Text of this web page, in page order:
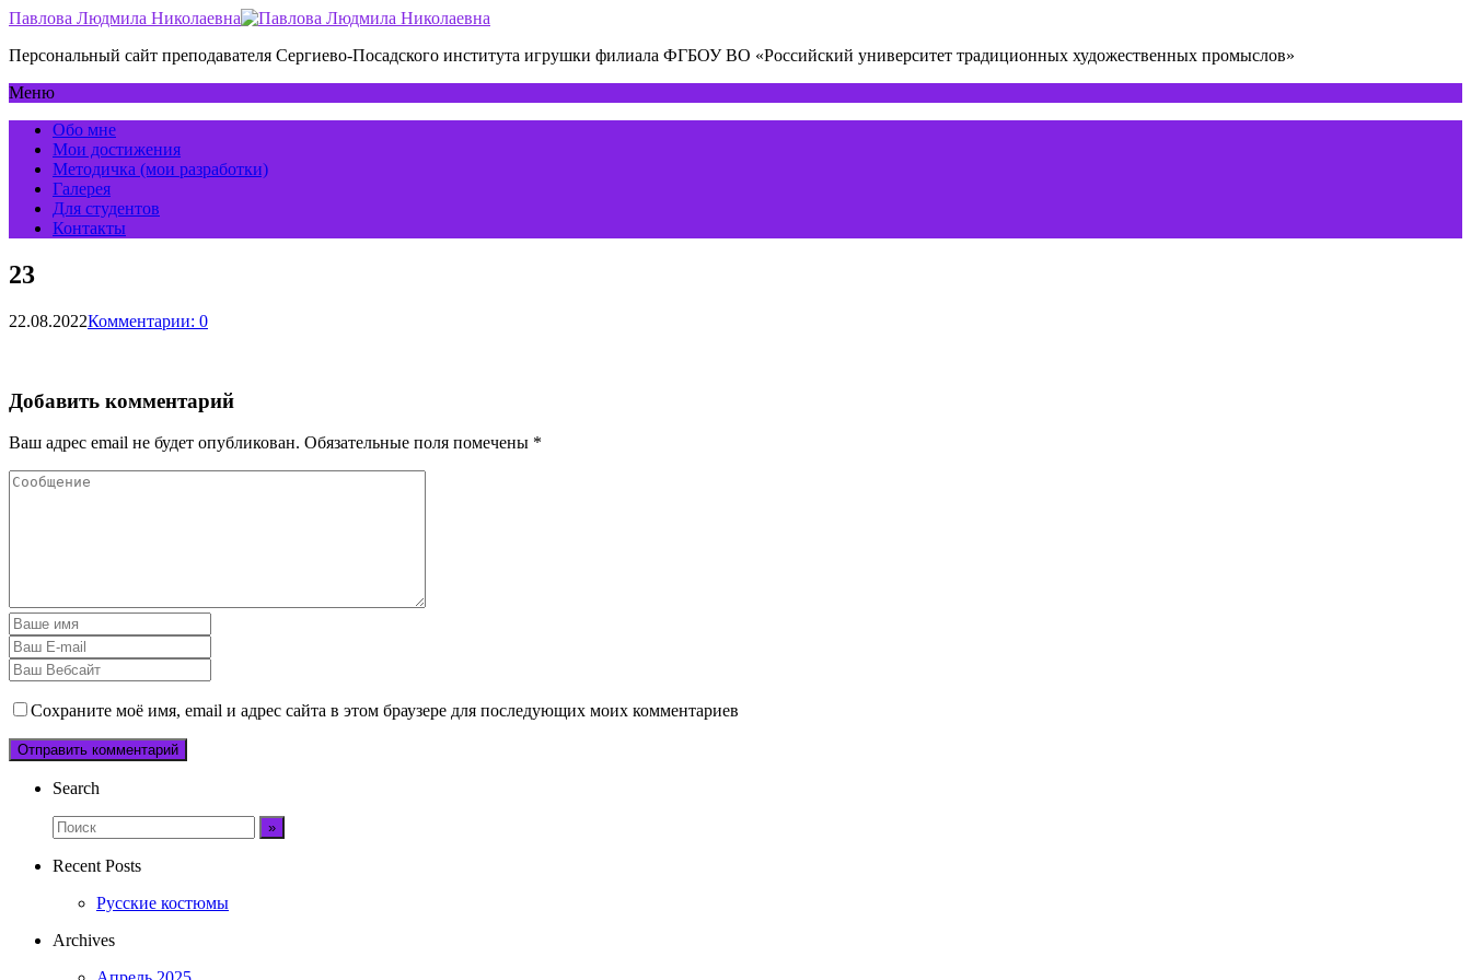
Павлова Людмила Николаевна
Персональный сайт преподавателя Сергиево-Посадского института игрушки филиала ФГБОУ ВО «Российский университет традиционных художественных промыслов»
Меню
Обо мне
Мои достижения
Методичка (мои разработки)
Галерея
Для студентов
Контакты
23
22.08.2022Комментарии: 0
Добавить комментарий
Ваш адрес email не будет опубликован. Обязательные поля помечены *
Сохраните моё имя, email и адрес сайта в этом браузере для последующих моих комментариев
Search
Recent Posts
Русские костюмы
Archives